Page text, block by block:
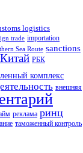
logistics
trade importation
Sea Route sanctions
Китай РБК
комплекс
внешняя
реклама ринц
таможенный контроль